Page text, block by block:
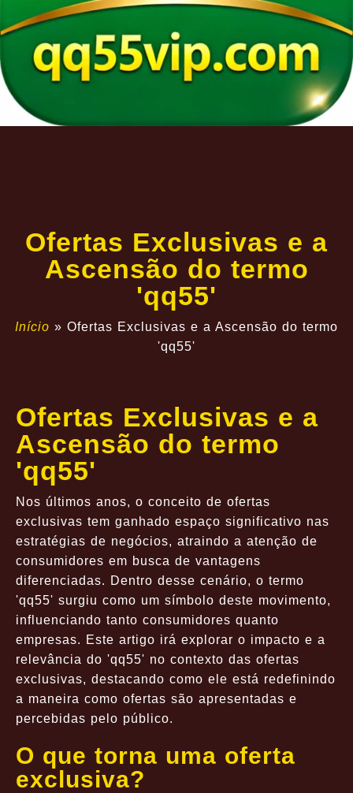
Ofertas Exclusivas e a
Ascensão do termo
'qq55'
Início » Ofertas Exclusivas e a Ascensão do termo
'qq55'
Ofertas Exclusivas e a
Ascensão do termo
'qq55'
Nos últimos anos, o conceito de ofertas
exclusivas tem ganhado espaço significativo nas
estratégias de negócios, atraindo a atenção de
consumidores em busca de vantagens
diferenciadas. Dentro desse cenário, o termo
'qq55' surgiu como um símbolo deste movimento,
influenciando tanto consumidores quanto
empresas. Este artigo irá explorar o impacto e a
relevância do 'qq55' no contexto das ofertas
exclusivas, destacando como ele está redefinindo
a maneira como ofertas são apresentadas e
percebidas pelo público.
O que torna uma oferta
exclusiva?